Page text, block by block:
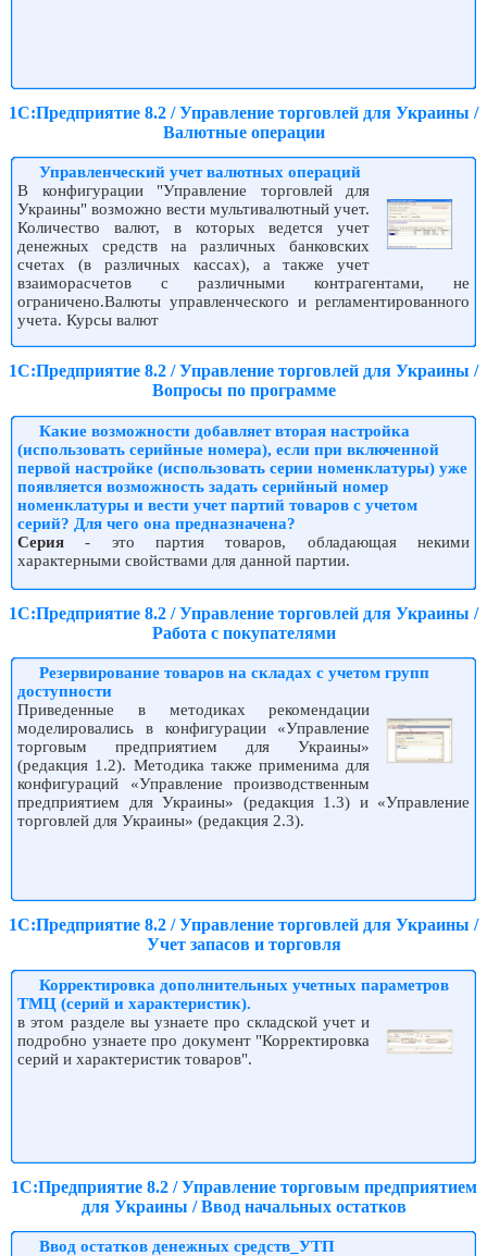
1С:Предприятие 8.2 / Управление торговлей для Украины /
Валютные операции
Управленческий учет валютных операций
В конфигурации "Управление торговлей для
Украины" возможно вести мультивалютный учет.
Количество валют, в которых ведется учет
денежных средств на различных банковских
счетах (в различных кассах), а также учет
взаиморасчетов с различными контрагентами, не
ограничено.Валюты управленческого и регламентированного
учета. Курсы валют
1С:Предприятие 8.2 / Управление торговлей для Украины /
Вопросы по программе
Какие возможности добавляет вторая настройка
(использовать серийные номера), если при включенной
первой настройке (использовать серии номенклатуры) уже
появляется возможность задать серийный номер
номенклатуры и вести учет партий товаров с учетом
серий? Для чего она предназначена?
Серия - это партия товаров, обладающая некими
характерными свойствами для данной партии.
1С:Предприятие 8.2 / Управление торговлей для Украины /
Работа с покупателями
Резервирование товаров на складах с учетом групп
доступности
Приведенные в методиках рекомендации
моделировались в конфигурации «Управление
торговым предприятием для Украины»
(редакция 1.2). Методика также применима для
конфигураций «Управление производственным
предприятием для Украины» (редакция 1.3) и «Управление
торговлей для Украины» (редакция 2.3).
1С:Предприятие 8.2 / Управление торговлей для Украины /
Учет запасов и торговля
Корректировка дополнительных учетных параметров
ТМЦ (серий и характеристик).
в этом разделе вы узнаете про складской учет и
подробно узнаете про документ "Корректировка
серий и характеристик товаров".
1С:Предприятие 8.2 / Управление торговым предприятием
для Украины / Ввод начальных остатков
Ввод остатков денежных средств_УТП